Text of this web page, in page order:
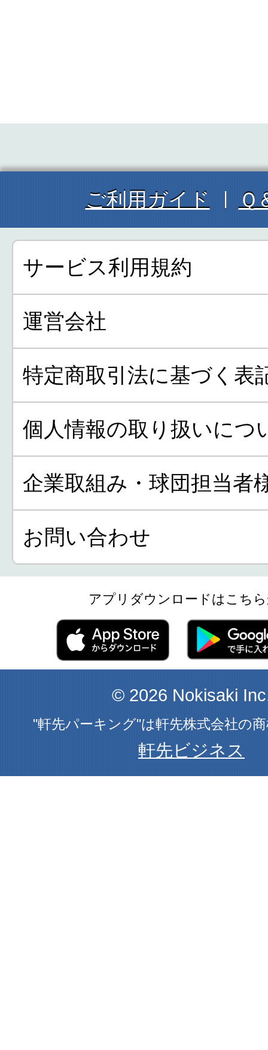
ご利用ガイド Ｑ
サービス利用規約
運営会社
特定商取引法に基づく表
個人情報の取り扱いにつ
企業取組み・球団担当者
お問い合わせ
アプリダウンロードはこち
© 2026 Nokisaki
"軒先パーキング"は軒先株式会社の
軒先ビジネス